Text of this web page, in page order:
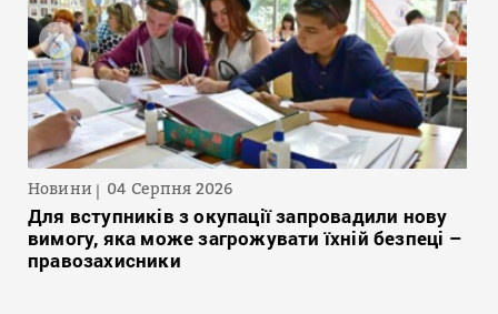
Новини 04 Серпня 2026
Для вступників з окупації запровадили нову
вимогу, яка може загрожувати їхній безпеці –
правозахисники